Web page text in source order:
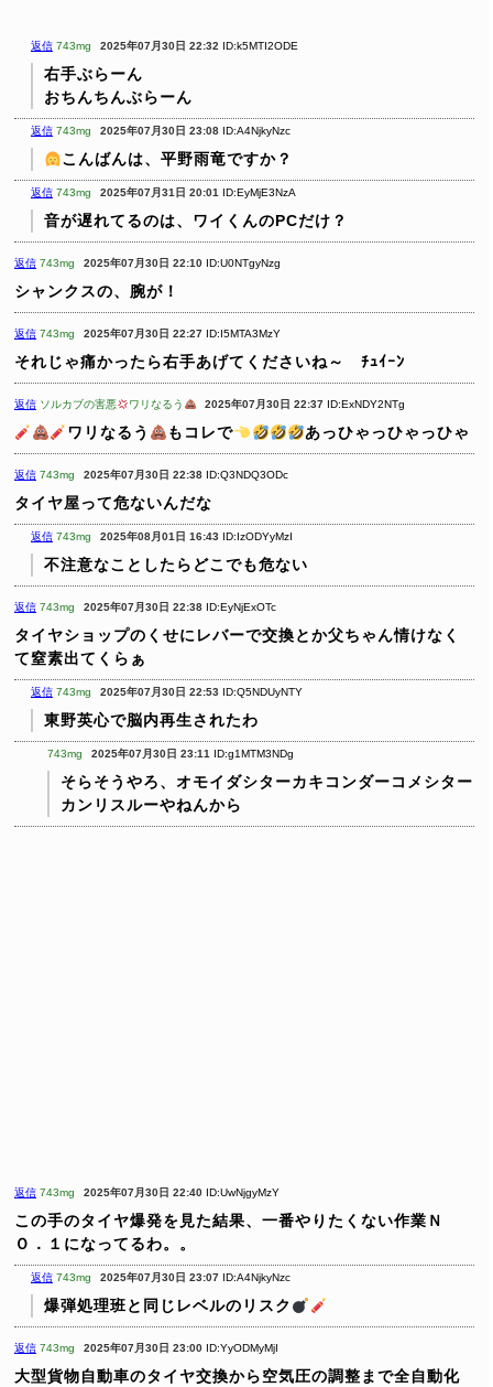
返信 743mg 2025年07月30日 22:32 ID:k5MTI2ODE
右手ぶらーん
おちんちんぶらーん
返信 743mg 2025年07月30日 23:08 ID:A4NjkyNzc
こんばんは、平野雨竜ですか？
返信 743mg 2025年07月31日 20:01 ID:EyMjE3NzA
音が遅れてるのは、ワイくんのPCだけ？
返信 743mg 2025年07月30日 22:10 ID:U0NTgyNzg
シャンクスの、腕が！
返信 743mg 2025年07月30日 22:27 ID:I5MTA3MzY
それじゃ痛かったら右手あげてくださいね～ ﾁｭｲｰﾝ
返信 ソルカブの害悪 ワリなるう 2025年07月30日 22:37 ID:ExNDY2NTg
ワリなるう もコレで あっひゃっひゃっひゃ
返信 743mg 2025年07月30日 22:38 ID:Q3NDQ3ODc
タイヤ屋って危ないんだな
返信 743mg 2025年08月01日 16:43 ID:IzODYyMzI
不注意なことしたらどこでも危ない
返信 743mg 2025年07月30日 22:38 ID:EyNjExOTc
タイヤショップのくせにレバーで交換とか父ちゃん情けなく
て窒素出てくらぁ
返信 743mg 2025年07月30日 22:53 ID:Q5NDUyNTY
東野英心で脳内再生されたわ
743mg 2025年07月30日 23:11 ID:g1MTM3NDg
そらそうやろ、オモイダシターカキコンダーコメシター
カンリスルーやねんから
返信 743mg 2025年07月30日 22:40 ID:UwNjgyMzY
この手のタイヤ爆発を見た結果、一番やりたくない作業Ｎ
Ｏ．１になってるわ。。
返信 743mg 2025年07月30日 23:07 ID:A4NjkyNzc
爆弾処理班と同じレベルのリスク
返信 743mg 2025年07月30日 23:00 ID:YyODMyMjI
大型貨物自動車のタイヤ交換から空気圧の調整まで全自動化